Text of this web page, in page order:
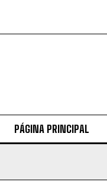
PÁGINA PRINCIPAL